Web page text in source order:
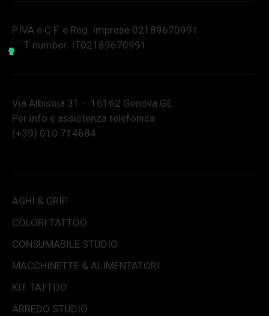
P.IVA e C.F. e Reg. Imprese 02189670991
VAT number: IT02189670991
Via Albisola 31 – 16162 Genova GE
Per info e assistenza telefonica:
(+39) 010 714684
AGHI & GRIP
COLORI TATTOO
CONSUMABILE STUDIO
MACCHINETTE & ALIMENTATORI
KIT TATTOO
ARREDO STUDIO